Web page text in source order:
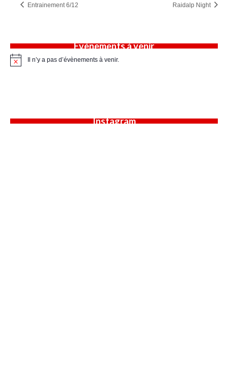
Entrainement 6/12 Raidalp Night
Évènements à venir
Notice Il n’y a pas d’évènements à venir.
Instagram